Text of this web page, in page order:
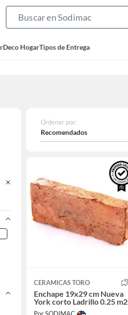
Deco HogarTipos de Entrega
Ordenar por:
Recomendados
CERAMICAS TORO
Enchape 19x29 cm Nueva
York corto Ladrillo 0.25 m2